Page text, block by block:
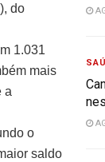
do
1.031
mais
a
o
saldo